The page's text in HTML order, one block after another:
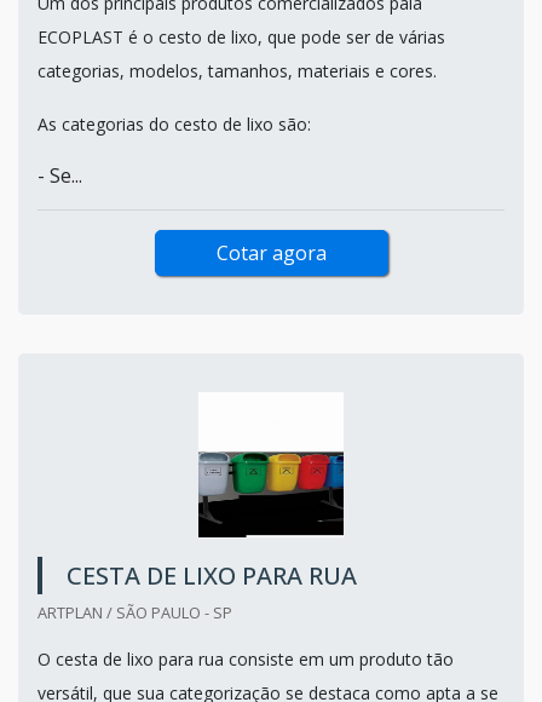
ECOPLAST é o cesto de lixo, que pode ser de várias
categorias, modelos, tamanhos, materiais e cores.
As categorias do cesto de lixo são:
- Se...
Cotar agora
CESTA DE LIXO PARA RUA
ARTPLAN / SÃO PAULO - SP
O cesta de lixo para rua consiste em um produto tão
versátil, que sua categorização se destaca como apta a se